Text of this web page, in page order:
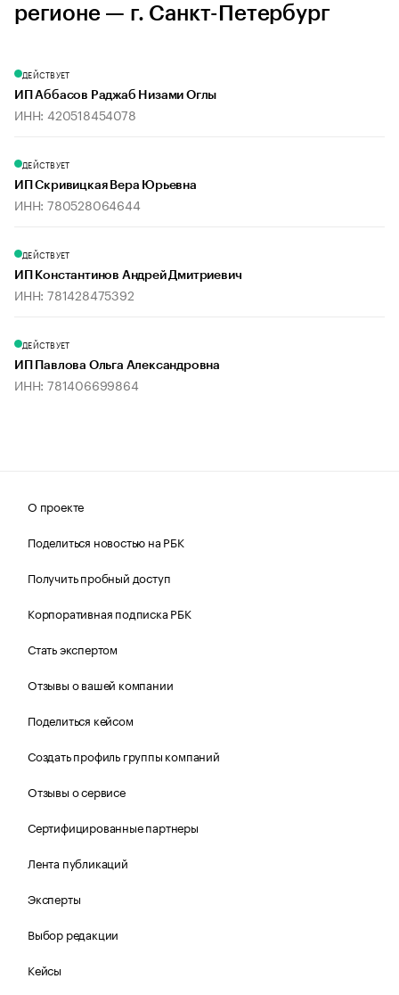
регионе — г. Санкт-Петербург
ДЕЙСТВУЕТ
ИП Аббасов Раджаб Низами Оглы
ИНН: 420518454078
ДЕЙСТВУЕТ
ИП Скривицкая Вера Юрьевна
ИНН: 780528064644
ДЕЙСТВУЕТ
ИП Константинов Андрей Дмитриевич
ИНН: 781428475392
ДЕЙСТВУЕТ
ИП Павлова Ольга Александровна
ИНН: 781406699864
О проекте
Поделиться новостью на РБК
Получить пробный доступ
Корпоративная подписка РБК
Стать экспертом
Отзывы о вашей компании
Поделиться кейсом
Создать профиль группы компаний
Отзывы о сервисе
Сертифицированные партнеры
Лента публикаций
Эксперты
Выбор редакции
Кейсы